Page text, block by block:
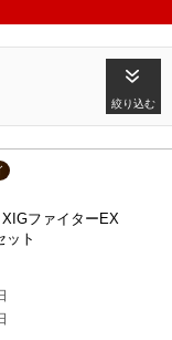
絞り込む
ファイターEX
ット